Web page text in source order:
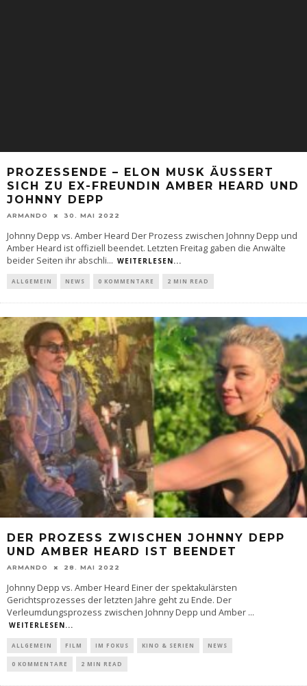
PROZESSENDE – ELON MUSK ÄUSSERT S
ICH ZU EX-FREUNDIN AMBER HEARD UND J
OHNNY DEPP
ARMANDO 30. MAI 2022
Johnny Depp vs. Amber Heard Der Prozess zwischen Johnny Depp und
Amber Heard ist offiziell beendet. Letzten Freitag gaben die Anwälte
beider Seiten ihr abschli... WEITERLESEN...
ALLGEMEIN NEWS 0 KOMMENTARE 2 MIN READ
DER PROZESS ZWISCHEN JOHNNY DEPP
UND AMBER HEARD IST BEENDET
ARMANDO 28. MAI 2022
Johnny Depp vs. Amber Heard Einer der spektakulärsten
Gerichtsprozesses der letzten Jahre geht zu Ende. Der
Verleumdungsprozess zwischen Johnny Depp und Amber ...
WEITERLESEN...
ALLGEMEIN FILM IM FOKUS KINO & SERIEN NEWS
0 KOMMENTARE 2 MIN READ